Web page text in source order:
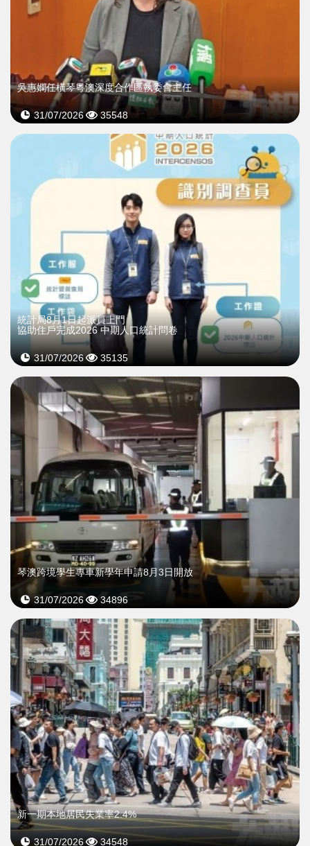
吳惠嫻任橫琴粵澳深度合作區執委會主任
31/07/2026 35548
統計局8月1日起派員上門
協助住戶完成2026 中期人口統計問卷
31/07/2026 35135
琴澳跨境學生專車新學年申請8月3日開放
31/07/2026 34896
新一期本地居民失業率2.4%
31/07/2026 34548